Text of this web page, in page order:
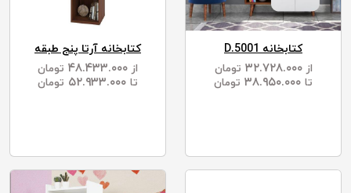
کتابخانه D.5001
از ۳۲.۷۲۸.۰۰۰
تومان
تا
تومان
کتابخانه آرتا پنج طبقه
از
تومان
تا
تومان